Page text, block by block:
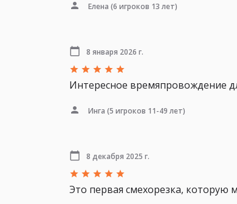
Елена (6 игроков 13 лет)
8 января 2026 г.
Интересное времяпровождение
Инга (5 игроков 11-49 лет)
8 декабря 2025 г.
Это первая смехорезка, которую